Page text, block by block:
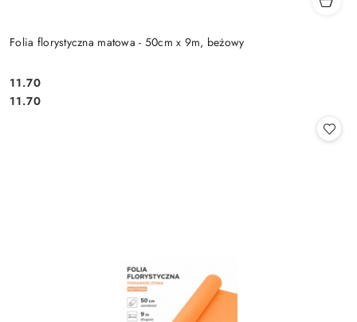
Folia florystyczna matowa - 50cm x 9m, beżowy
Cena:
11.70
Cena:
11.70